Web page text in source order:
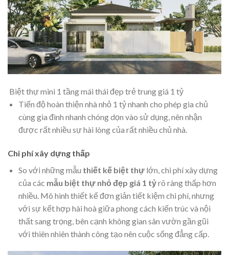
Biệt thự mini 1 tầng mái thái đẹp trẻ trung giá 1 tỷ
Tiến độ hoàn thiện nhà nhỏ 1 tỷ nhanh cho phép gia chủ
cùng gia đình nhanh chóng dọn vào sử dụng, nên nhận
được rất nhiều sự hài lòng của rất nhiều chủ nhà.
Chi phí xây dựng thấp
So với những mẫu thiết kế biệt thựlớn, chi phí xây dựng
của các mẫu biệt thự nhỏ đẹp giá 1 tỷrõ ràng thấp hơn
nhiều. Mô hình thiết kế đơn giản tiết kiệm chi phí, nhưng
với sự kết hợp hài hoà giữa phong cách kiến trúc và nội
thất sang trọng, bên cạnh không gian sân vườn gần gũi
với thiên nhiên thành công tạo nên cuộc sống đẳng cấp.